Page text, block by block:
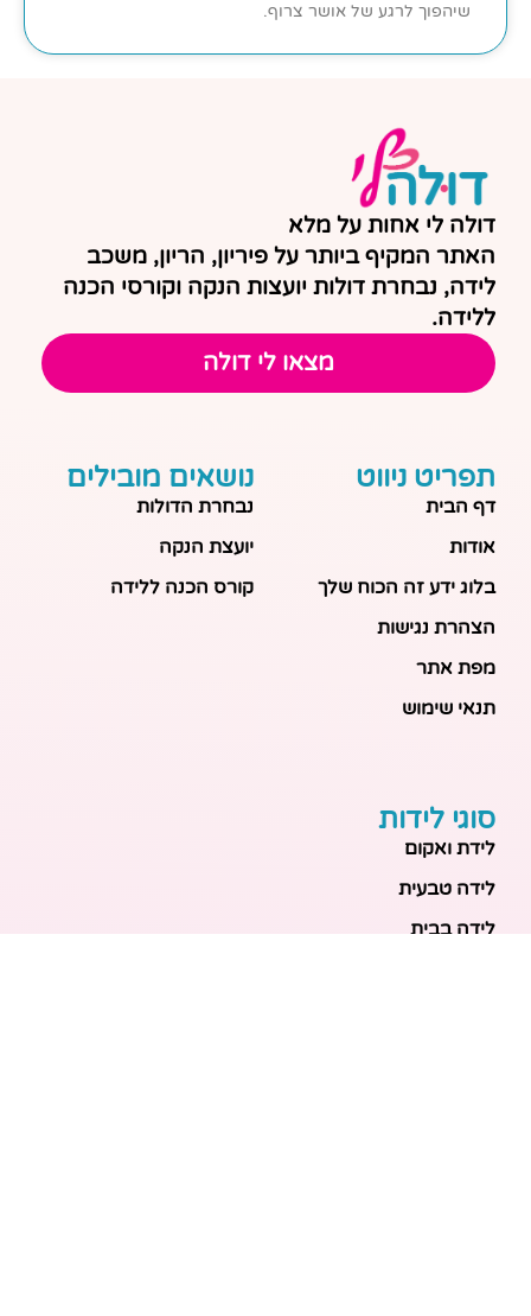
שיהפוך לרגע של אושר צרוף.
דולה לי אחות על מלא
האתר המקיף ביותר על פיריון, הריון, משכב
לידה, נבחרת דולות יועצות הנקה וקורסי הכנה
ללידה.
מצאו לי דולה
תפריט ניווט
דף הבית
אודות
בלוג ידע זה הכוח שלך
הצהרת נגישות
מפת אתר
תנאי שימוש
נושאים מובילים
נבחרת הדולות
יועצת הנקה
קורס הכנה ללידה
סוגי לידות
לידת ואקום
לידה טבעית
לידה בבית